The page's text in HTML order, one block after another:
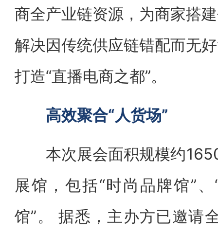
商全产业链资源，为商家搭
解决因传统供应链错配而无
打造“直播电商之都”。
高效聚合“人货场”
本次展会面积规模约
展馆，包括“时尚品牌馆”
馆”。 据悉，主办方已邀请